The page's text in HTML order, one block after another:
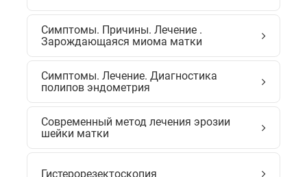
Симптомы. Причины. Лечение .
Зарождающаяся миома матки
Симптомы. Лечение. Диагностика
полипов эндометрия
Современный метод лечения эрозии
шейки матки
Гистерорезектоскопия